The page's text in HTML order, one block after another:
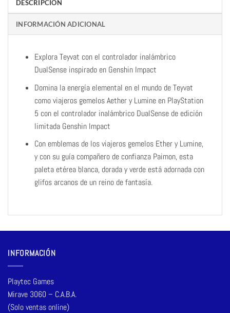
DESCRIPCIÓN
INFORMACIÓN ADICIONAL
Explora Teyvat con el controlador inalámbrico
DualSense inspirado en Genshin Impact
Domina la energía elemental en el mundo de Teyvat
como viajeros gemelos Aether y Lumine en PlayStation
5 con el controlador inalámbrico DualSense de edición
limitada Genshin Impact
Con emblemas de los viajeros gemelos Ether y Lumine,
y con su guía compañero de confianza Paimon, esta
paleta etérea blanca, dorada y verde está adornada con
glifos arcanos de un reino de fantasía.
INFORMACIÓN
Playtec Games
Mirave 3060 – C.A.B.A.
(Solo ventas online)